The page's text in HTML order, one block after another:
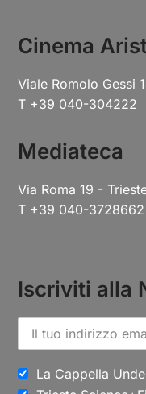
Cinema
Viale Romolo Gessi
T +39 040-304222
Mediateca
Via Roma 19 -
T +39 040-3728662
Iscriviti alla
La Cappella